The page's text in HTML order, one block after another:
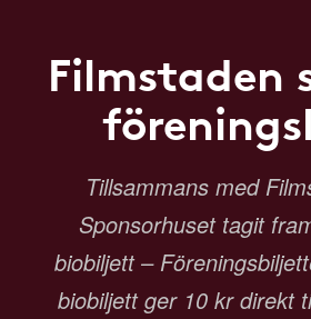
Tillsammans med
Sponsorhuset tagit
biobiljett –
biobiljett ger 10 kr direkt